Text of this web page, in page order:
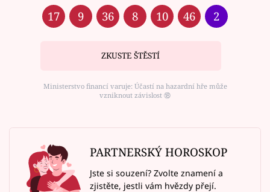
17 9 36 8 10 46 2
ZKUSTE ŠTĚSTÍ
Ministerstvo financí varuje: Účastí na hazardní hře může
vzniknout závislost ⑱
PARTNERSKÝ HOROSKOP
Jste si souzení? Zvolte znamení a
zjistěte, jestli vám hvězdy přejí.